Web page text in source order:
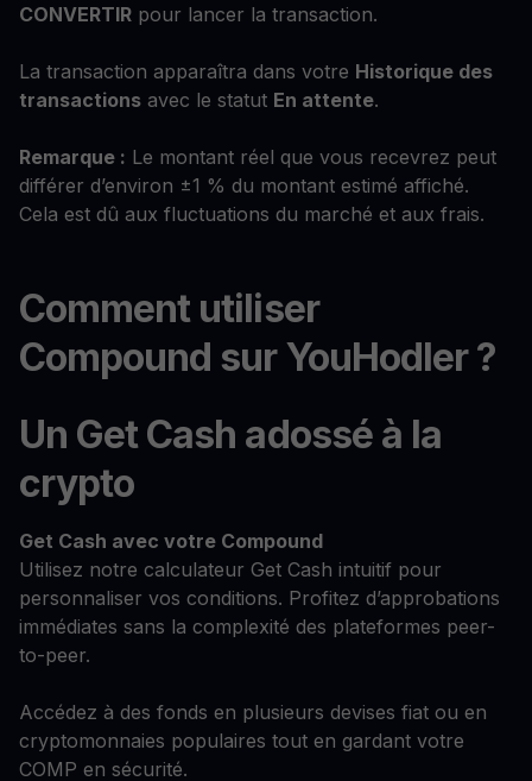
CONVERTIR pour lancer la transaction.
La transaction apparaîtra dans votre Historique des
transactions avec le statut En attente.
Remarque : Le montant réel que vous recevrez peut
différer d’environ ±1 % du montant estimé affiché.
Cela est dû aux fluctuations du marché et aux frais.
Comment utiliser
Compound sur YouHodler ?
Un Get Cash adossé à la
crypto
Get Cash avec votre Compound
Utilisez notre calculateur Get Cash intuitif pour
personnaliser vos conditions. Profitez d’approbations
immédiates sans la complexité des plateformes peer-
to-peer.
Accédez à des fonds en plusieurs devises fiat ou en
cryptomonnaies populaires tout en gardant votre
COMP en sécurité.